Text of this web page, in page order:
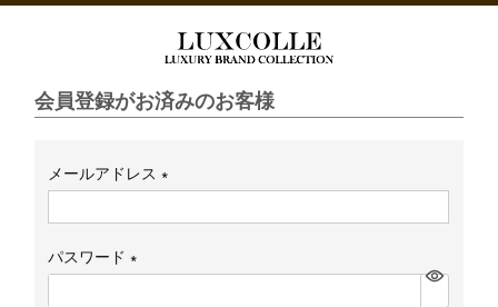
会員登録がお済みのお客様
メールアドレス
パスワード